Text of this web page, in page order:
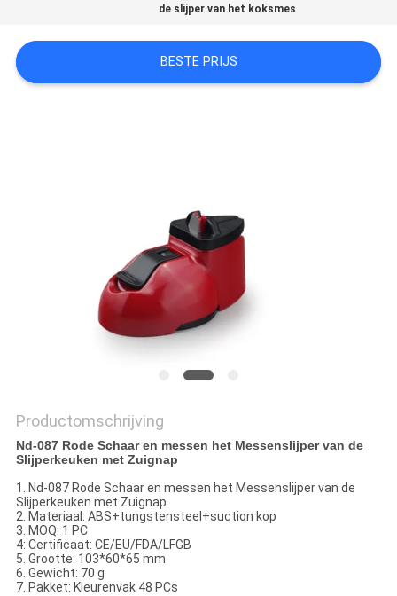
VRAAG
de slijper van het koksmes
BESTE PRIJS
Productomschrijving
Nd-087 Rode Schaar en messen het Messenslijper van de
Slijperkeuken met Zuignap
1. Nd-087 Rode Schaar en messen het Messenslijper van de
Slijperkeuken met Zuignap
2. Materiaal: ABS+tungstensteel+suction kop
3. MOQ: 1 PC
4: Certificaat: CE/EU/FDA/LFGB
5. Grootte: 103*60*65 mm
6. Gewicht: 70 g
7. Pakket: Kleurenvak 48 PCs